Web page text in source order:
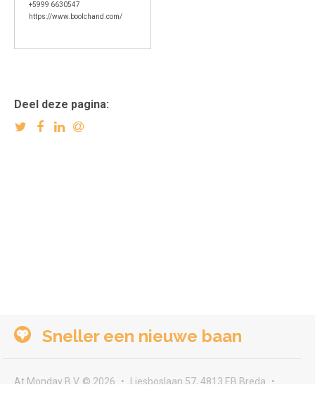
+5999 6630547
https://www.boolchand.com/
Deel deze pagina:
Sneller een nieuwe baan
At Monday B.V. © 2026
Liesboslaan 57, 4813 EB Breda